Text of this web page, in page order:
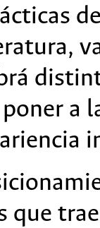
a
que